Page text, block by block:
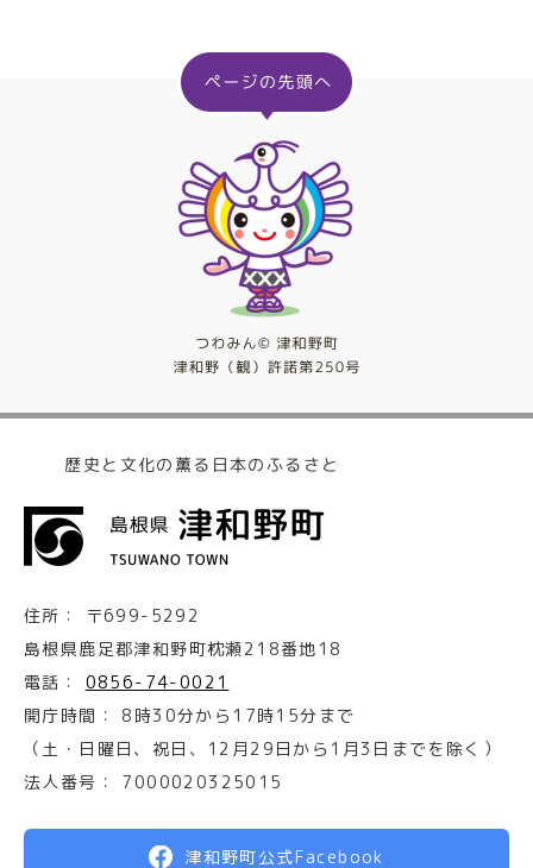
歴史と文化の薫る日本のふるさと
住所：
〒699-5292
島根県鹿足郡津和野町枕瀬218番地18
電話：
0856-74-0021
開庁時間：
8時30分から17時15分まで
（土・日曜日、祝日、12月29日から1月3日までを除く）
法人番号：
7000020325015
津和野町公式Facebook